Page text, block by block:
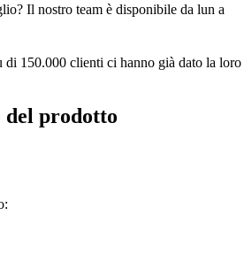
Il nostro team è disponibile da lun a
di 150.000 clienti ci hanno già dato la loro
prodotto